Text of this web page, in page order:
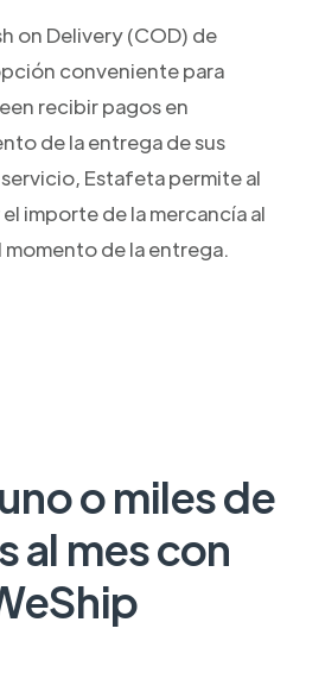
on Delivery (COD) de
conveniente para
recibir pagos en
de la entrega de sus
Estafeta permite al
importe de la mercancía al
de la entrega.
o miles de
al mes con